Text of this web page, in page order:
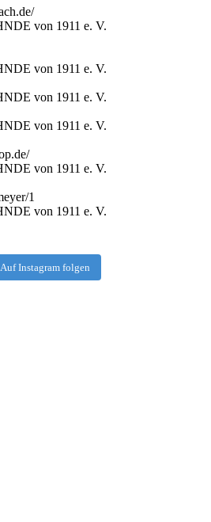
von 1911 e. V.
von 1911 e. V.
von 1911 e. V.
von 1911 e. V.
von 1911 e. V.
1
von 1911 e. V.
Auf Instagram folgen